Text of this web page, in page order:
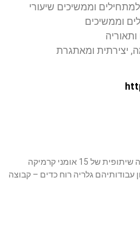
וממשיכים שיעורי
וממשיכים
יצירתית ומאתגרת
545366424 גלריה רוח כדים – קבוצה שיתופית של 15 אומני קרמיקה
עבודותיהם גלריה רוח כדים – קבוצה